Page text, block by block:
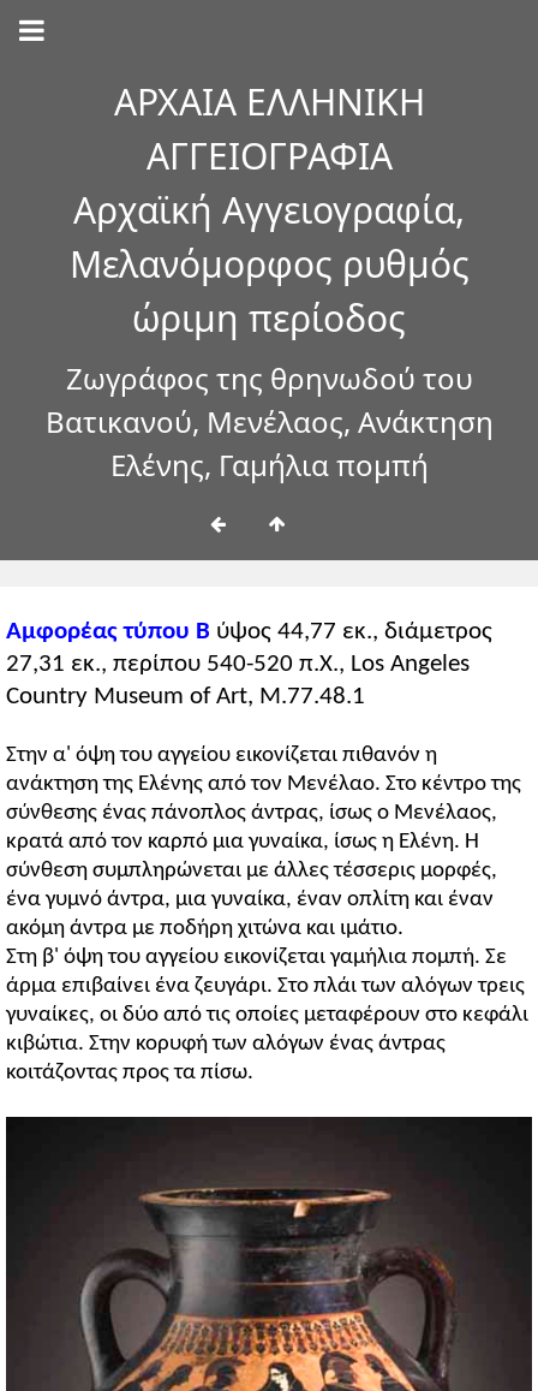
ΑΡΧΑΙΑ ΕΛΛΗΝΙΚΗ
ΑΓΓΕΙΟΓΡΑΦΙΑ
Αρχαϊκή Αγγειογραφία,
Μελανόμορφος ρυθμός
ώριμη περίοδος
Ζωγράφος της θρηνωδού του
Βατικανού, Μενέλαος, Ανάκτηση
Ελένης, Γαμήλια πομπή
Αμφορέας τύπου Β ύψος 44,77 εκ., διάμετρος
27,31 εκ., περίπου 540-520 π.Χ., Los Angeles
Country Museum of Art, M.77.48.1
Στην α' όψη του αγγείου εικονίζεται πιθανόν η
ανάκτηση της Ελένης από τον Μενέλαο. Στο κέντρο της
σύνθεσης ένας πάνοπλος άντρας, ίσως ο Μενέλαος,
κρατά από τον καρπό μια γυναίκα, ίσως η Ελένη. Η
σύνθεση συμπληρώνεται με άλλες τέσσερις μορφές,
ένα γυμνό άντρα, μια γυναίκα, έναν οπλίτη και έναν
ακόμη άντρα με ποδήρη χιτώνα και ιμάτιο.
Στη β' όψη του αγγείου εικονίζεται γαμήλια πομπή. Σε
άρμα επιβαίνει ένα ζευγάρι. Στο πλάι των αλόγων τρεις
γυναίκες, οι δύο από τις οποίες μεταφέρουν στο κεφάλι
κιβώτια. Στην κορυφή των αλόγων ένας άντρας
κοιτάζοντας προς τα πίσω.